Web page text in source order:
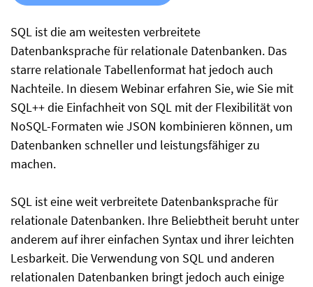
SQL ist die am weitesten verbreitete
Datenbanksprache für relationale Datenbanken. Das
starre relationale Tabellenformat hat jedoch auch
Nachteile. In diesem Webinar erfahren Sie, wie Sie mit
SQL++ die Einfachheit von SQL mit der Flexibilität von
NoSQL-Formaten wie JSON kombinieren können, um
Datenbanken schneller und leistungsfähiger zu
machen.
SQL ist eine weit verbreitete Datenbanksprache für
relationale Datenbanken. Ihre Beliebtheit beruht unter
anderem auf ihrer einfachen Syntax und ihrer leichten
Lesbarkeit. Die Verwendung von SQL und anderen
relationalen Datenbanken bringt jedoch auch einige